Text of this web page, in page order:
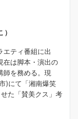
エティ番組に出
在は脚本・演出の
師を務める。現
)にて「湘南爆笑
た「賛美クス」考